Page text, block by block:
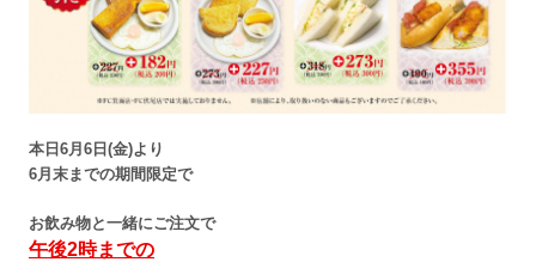
本日6月6日(金)より
6月末までの期間限定で
お飲み物と一緒にご注文で
午後2時までの